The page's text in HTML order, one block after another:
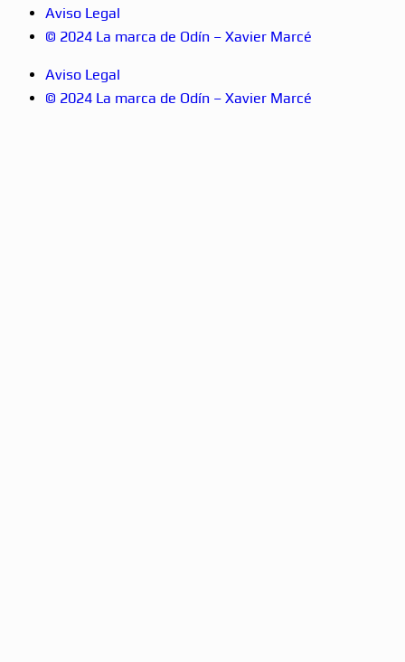
Aviso Legal
© 2024 La marca de Odín – Xavier Marcé
Aviso Legal
© 2024 La marca de Odín – Xavier Marcé